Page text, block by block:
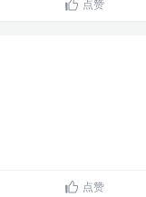
点赞
点赞